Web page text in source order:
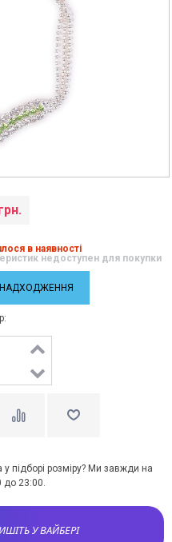
в наявності
недоступен для покупки
підборі розміру? Ми завжди на
до 23:00.
У ВАЙБЕРІ